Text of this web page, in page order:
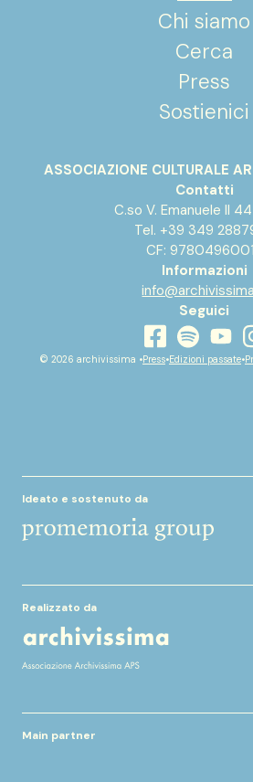
Chi siamo
Cerca
Press
Sostienici
ASSOCIAZIONE CULTURALE
Contatti
C.so V. Emanuele II
Tel. +39 349
CF:
Informazioni
Seguici
facebook
spotify
© 2026 archivissima •Press•Edizioni passate•
Ideato e sostenuto da
Realizzato da
Main partner